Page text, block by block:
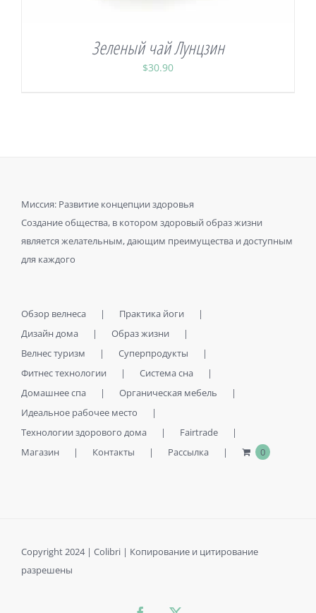
Зеленый чай Лунцзин
$30.90
Миссия: Развитие концепции здоровья
Создание общества, в котором здоровый образ жизни
является желательным, дающим преимущества и доступным
для каждого
Обзор велнеса
Практика йоги
Дизайн дома
Образ жизни
Велнес туризм
Суперпродукты
Фитнес технологии
Система сна
Домашнее спа
Органическая мебель
Идеальное рабочее место
Технологии здорового дома
Fairtrade
Магазин
Контакты Рассылка 0
Copyright 2024 | Colibri | Копирование и цитирование
разрешены